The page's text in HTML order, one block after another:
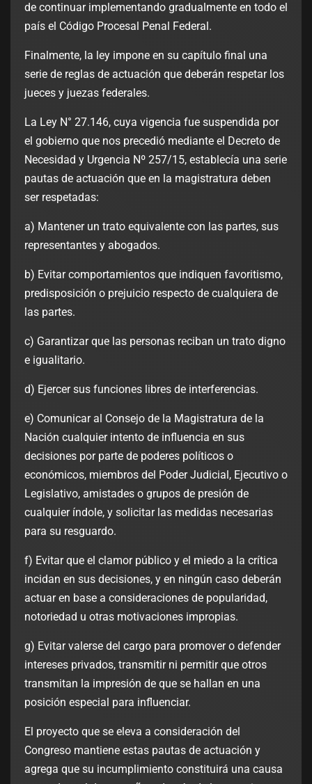
de continuar implementando gradualmente en todo el
país el Código Procesal Penal Federal.
Finalmente, la ley impone en su capítulo final una
serie de reglas de actuación que deberán respetar los
jueces y juezas federales.
La Ley N° 27.146, cuya vigencia fue suspendida por
el gobierno que nos precedió mediante el Decreto de
Necesidad y Urgencia Nº 257/15, establecía una serie
pautas de actuación que en la magistratura deben
ser respetadas:
a) Mantener un trato equivalente con las partes, sus
representantes y abogados.
b) Evitar comportamientos que indiquen favoritismo,
predisposición o prejuicio respecto de cualquiera de
las partes.
c) Garantizar que las personas reciban un trato digno
e igualitario.
d) Ejercer sus funciones libres de interferencias.
e) Comunicar al Consejo de la Magistratura de la
Nación cualquier intento de influencia en sus
decisiones por parte de poderes políticos o
económicos, miembros del Poder Judicial, Ejecutivo o
Legislativo, amistades o grupos de presión de
cualquier índole, y solicitar las medidas necesarias
para su resguardo.
f) Evitar que el clamor público y el miedo a la crítica
incidan en sus decisiones, y en ningún caso deberán
actuar en base a consideraciones de popularidad,
notoriedad u otras motivaciones impropias.
g) Evitar valerse del cargo para promover o defender
intereses privados, transmitir ni permitir que otros
transmitan la impresión de que se hallan en una
posición especial para influenciar.
El proyecto que se eleva a consideración del
Congreso mantiene estas pautas de actuación y
agrega que su incumplimiento constituirá una causa